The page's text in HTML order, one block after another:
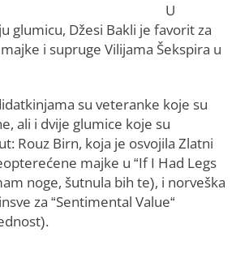
U
glumicu, Džesi Bakli je favorit za
i supruge Vilijama Šekspira u
su veteranke koje su
ali i dvije glumice koje su
Rouz Birn, koja je osvojila Zlatni
majke u “If I Had Legs
noge, šutnula bih te), i norveška
za “Sentimental Value“